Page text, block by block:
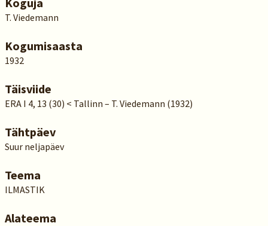
T. Viedemann
Kogumisaasta
1932
Täisviide
ERA I 4, 13 (30) < Tallinn – T. Viedemann (1932)
Tähtpäev
Suur neljapäev
Teema
ILMASTIK
Alateema